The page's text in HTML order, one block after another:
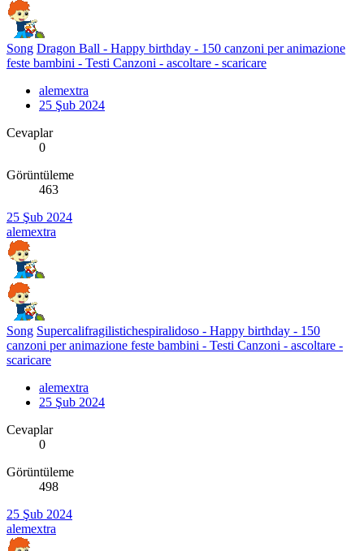
Song Dragon Ball - Happy birthday - 150 canzoni per animazione
feste bambini - Testi Canzoni - ascoltare - scaricare
alemextra
25 Şub 2024
Cevaplar
0
Görüntüleme
463
25 Şub 2024
alemextra
Song Supercalifragilistichespiralidoso - Happy birthday - 150
canzoni per animazione feste bambini - Testi Canzoni - ascoltare -
scaricare
alemextra
25 Şub 2024
Cevaplar
0
Görüntüleme
498
25 Şub 2024
alemextra